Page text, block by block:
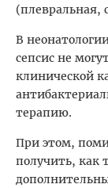
(плевральная,
В
сепсис не
клинической
терапию.
При этом,
получить, как